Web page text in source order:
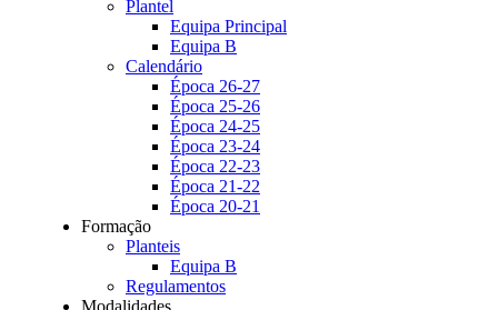
Plantel
Equipa Principal
Equipa B
Calendário
Época 26-27
Época 25-26
Época 24-25
Época 23-24
Época 22-23
Época 21-22
Época 20-21
Formação
Planteis
Equipa B
Regulamentos
Modalidades